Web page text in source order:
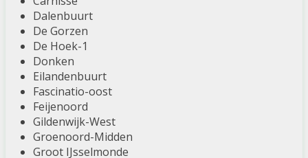
Dalenbuurt
De Gorzen
De Hoek-1
Donken
Eilandenbuurt
Fascinatio-oost
Feijenoord
Gildenwijk-West
Groenoord-Midden
Groot IJsselmonde